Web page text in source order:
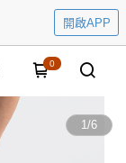
開啟APP
0
1/6